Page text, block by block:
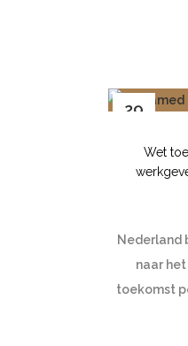
29
Wet
Nederland
naar
toekomst